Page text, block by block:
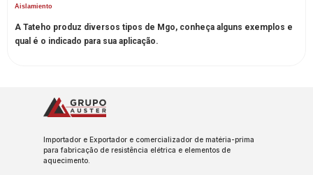
Aislamiento
A Tateho produz diversos tipos de Mgo, conheça alguns exemplos e
qual é o indicado para sua aplicação.
Importador e Exportador e comercializador de matéria-prima
para fabricação de resistência elétrica e elementos de
aquecimento.